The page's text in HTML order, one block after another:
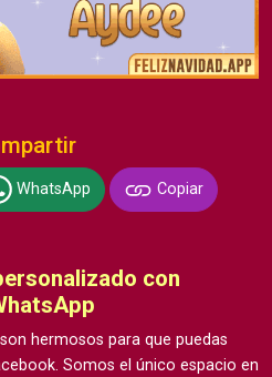
WhatsApp Copiar
con
hermosos para que puedas
Somos el único espacio en